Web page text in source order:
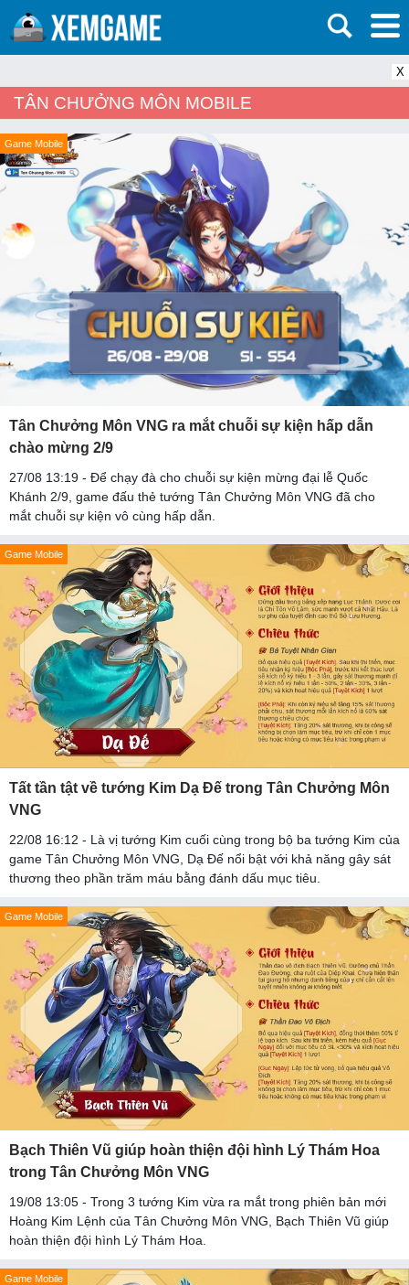
X
TÂN CHƯỞNG MÔN MOBILE
Game Mobile
Tân Chưởng Môn VNG ra mắt chuỗi sự kiện hấp dẫn
chào mừng 2/9
27/08 13:19 - Để chạy đà cho chuỗi sự kiện mừng đại lễ Quốc
Khánh 2/9, game đấu thẻ tướng Tân Chưởng Môn VNG đã cho
mắt chuỗi sự kiện vô cùng hấp dẫn.
Game Mobile
Tất tần tật về tướng Kim Dạ Đế trong Tân Chưởng Môn
VNG
22/08 16:12 - Là vị tướng Kim cuối cùng trong bộ ba tướng Kim của
game Tân Chưởng Môn VNG, Dạ Đế nổi bật với khả năng gây sát
thương theo phần trăm máu bằng đánh dấu mục tiêu.
Game Mobile
Bạch Thiên Vũ giúp hoàn thiện đội hình Lý Thám Hoa
trong Tân Chưởng Môn VNG
19/08 13:05 - Trong 3 tướng Kim vừa ra mắt trong phiên bản mới
Hoàng Kim Lệnh của Tân Chưởng Môn VNG, Bạch Thiên Vũ giúp
hoàn thiện đội hình Lý Thám Hoa.
Game Mobile